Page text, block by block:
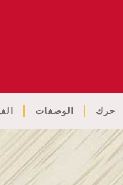
الوصفات حرك